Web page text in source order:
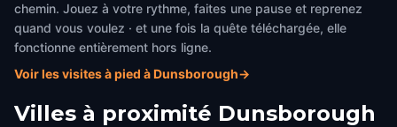
chemin. Jouez à votre rythme, faites une pause et reprenez
quand vous voulez · et une fois la quête téléchargée, elle
fonctionne entièrement hors ligne.
Voir les visites à pied à Dunsborough→
Villes à proximité Dunsborough